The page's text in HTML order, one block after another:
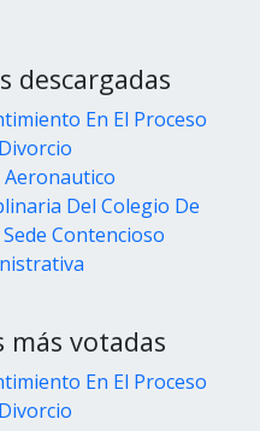
descargadas
En El Proceso
Aeronautico
Del Colegio De
Contencioso
más votadas
En El Proceso